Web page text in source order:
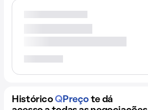
Histórico QPreço te dá